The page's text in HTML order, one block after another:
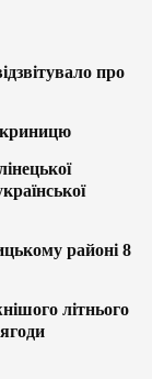
про
криницю
районі 8
літнього